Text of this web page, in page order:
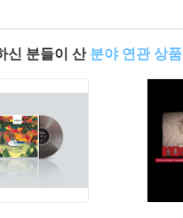
신 분들이 산 분야 연관 상품